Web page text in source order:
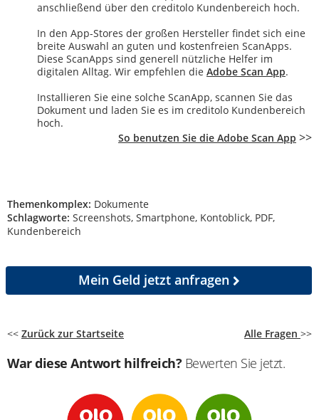
anschließend über den creditolo Kundenbereich hoch.
In den App-Stores der großen Hersteller findet sich eine
breite Auswahl an guten und kostenfreien ScanApps.
Diese ScanApps sind generell nützliche Helfer im
digitalen Alltag. Wir empfehlen die Adobe Scan App.
Installieren Sie eine solche ScanApp, scannen Sie das
Dokument und laden Sie es im creditolo Kundenbereich
hoch.
So benutzen Sie die Adobe Scan App >>
Themenkomplex: Dokumente
Schlagworte: Screenshots, Smartphone, Kontoblick, PDF,
Kundenbereich
Mein Geld jetzt anfragen
<< Zurück zur Startseite Alle Fragen >>
War diese Antwort hilfreich? Bewerten Sie jetzt.